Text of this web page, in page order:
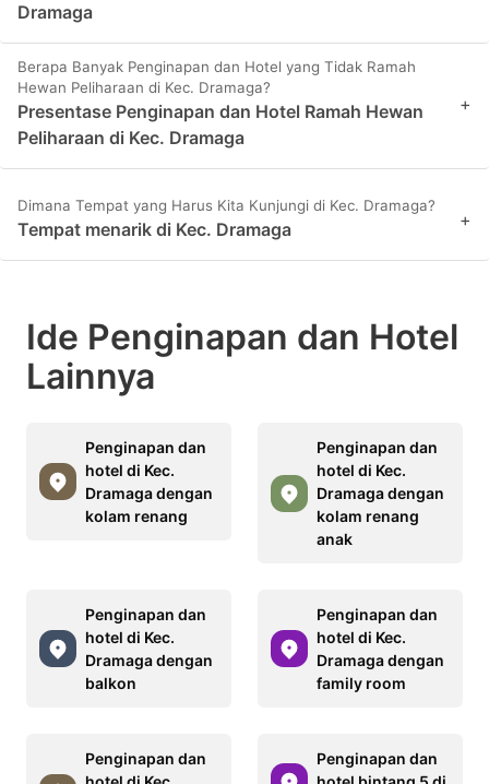
Dramaga
Berapa Banyak Penginapan dan Hotel yang Tidak Ramah
Hewan Peliharaan di Kec. Dramaga?
Presentase Penginapan dan Hotel Ramah Hewan
Peliharaan di Kec. Dramaga
+
Dimana Tempat yang Harus Kita Kunjungi di Kec. Dramaga?
Tempat menarik di Kec. Dramaga +
Ide Penginapan dan Hotel
Lainnya
Penginapan dan
hotel di Kec.
Dramaga dengan
kolam renang
Penginapan dan
hotel di Kec.
Dramaga dengan
kolam renang
anak
Penginapan dan
hotel di Kec.
Dramaga dengan
balkon
Penginapan dan
hotel di Kec.
Dramaga dengan
family room
Penginapan dan
Penginapan dan